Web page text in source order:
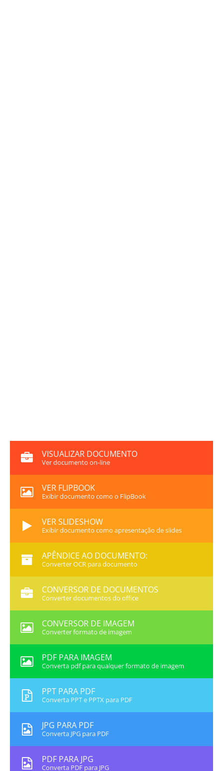
VISUALIZAR DOCUMENTO
Ver documento on-line
VER FLIPBOOK
Exibir documento como o FlipBook
VER SLIDESHOW
Exibir documento como apresentação de slides
APÊNDICE AO DOCUMENTO:
Converter OCR para documento
CONVERSOR DE DOCUMENTOS
Converter documentos do office
CONVERSOR DE IMAGEM
Converter formato de imagem
PDF PARA IMAGEM
Converta pdf para qualquer formato de imagem
PPT PARA PDF
Converta PPT e PPTX para PDF
JPG PARA PDF
Converta JPG para PDF
PDF PARA JPG
Converta PDF para JPG